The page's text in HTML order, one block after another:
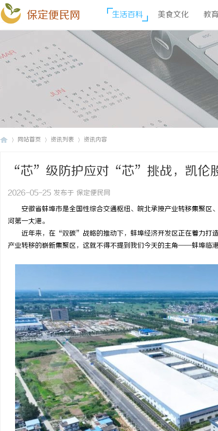
保定便民网 生活百科 美食文化 教
网站首页 资讯列表 资讯内容
“芯”级防护应对“芯”挑战，凯伦
园
2026-05-25 发布于 保定便民网
安徽省蚌埠市是全国性综合交通枢纽、皖北承接产业转移集聚
河第一大港。
近年来，在“双碳”战略的推动下，蚌埠经济开发区正在着力打
产业转移的崭新集聚区，这就不得不提到我们今天的主角——蚌埠临